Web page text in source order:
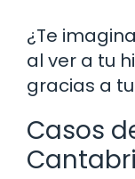
¿Te
al ver a tu
gracias a
Casos